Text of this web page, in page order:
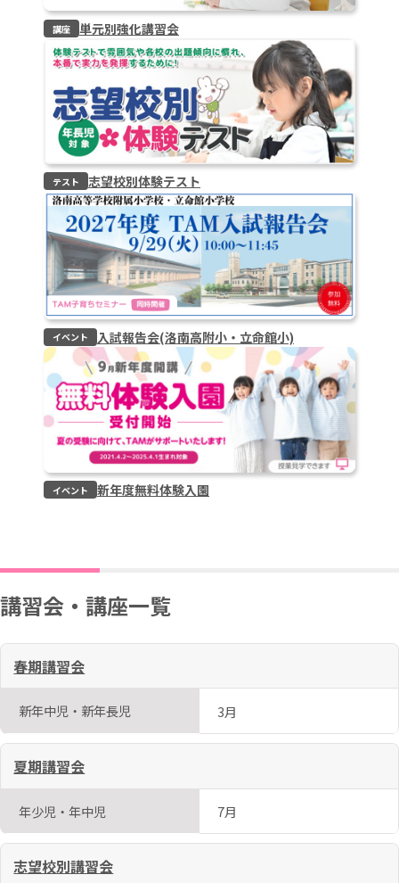
講座 単元別強化講習会
テスト 志望校別体験テスト
イベント 入試報告会(洛南高附小・立命館小)
イベント 新年度無料体験入園
講習会・講座一覧
春期講習会
新年中児・新年長児 3月
夏期講習会
年少児・年中児 7月
志望校別講習会